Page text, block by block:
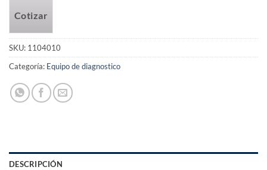
Cotizar
SKU: 1104010
Categoría: Equipo de diagnostico
DESCRIPCIÓN